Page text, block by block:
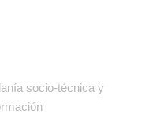
socio-técnica y